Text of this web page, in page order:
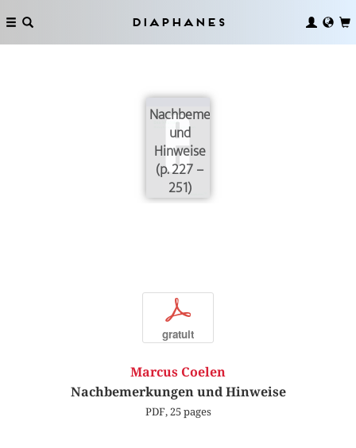
Diaphanes
Nachbemerkungen
und
Hinweise
(p. 227 –
251)
p
gratuit
Marcus Coelen
Nachbemerkungen und Hinweise
PDF, 25 pages